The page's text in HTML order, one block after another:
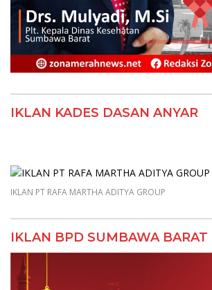
IKLAN KADES DASAN ANYAR
IKLAN PT RAFA MARTHA ADITYA GROUP
IKLAN BPD SUMBAWA BARAT